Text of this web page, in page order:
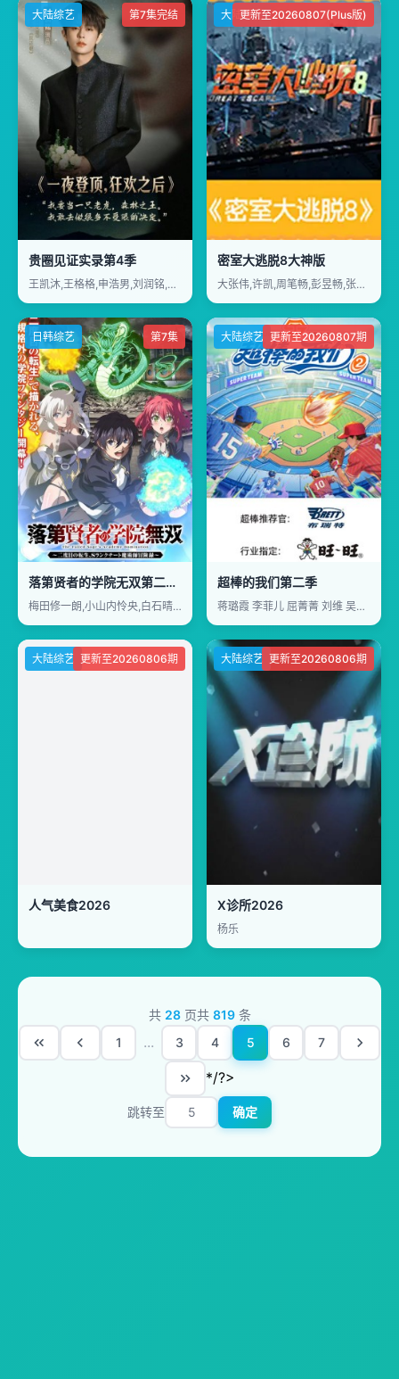
大陆综艺 第7集完结
贵圈见证实录第4季
王凯沐,王格格,申浩男,刘润铭,韩雨彤,曾辉
大陆综艺
更新至20260807(Plus版)
密室大逃脱8大神版
大张伟,许凯,周笔畅,彭昱畅,张真源
日韩综艺 第7集
落第贤者的学院无双第二回转生
梅田修一朗,小山内怜央,白石晴香,加藤英美里,平川大辅,东地宏树,福原绫香
大陆综艺 更新至20260807期
超棒的我们第二季
蒋璐霞 李菲儿 屈菁菁 刘维 吴俊霆 赵辰龙
大陆综艺 更新至20260806期
人气美食2026
大陆综艺 更新至20260806期
X诊所2026
杨乐
共 28页共 819条
1
... 3 4 5 6 7
*/?>
跳转至 确定